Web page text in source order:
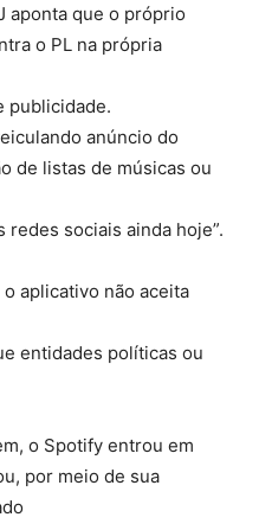
aponta que o próprio
o PL na própria
publicidade.
anúncio do
de listas de músicas ou
redes sociais ainda hoje”.
aplicativo não aceita
entidades políticas ou
o Spotify entrou em
por meio de sua